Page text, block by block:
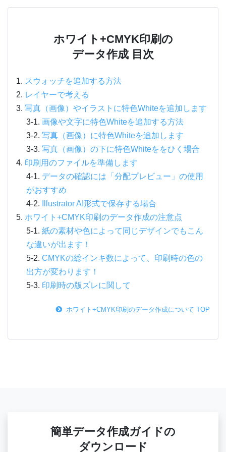
ホワイト+CMYK印刷の
データ作成 目次
スウォッチを追加する方法
レイヤーで考える
写真（画像）やイラストに特色Whiteを追加します
画像や文字に特色Whiteを追加する方法
写真（画像）に特色Whiteを追加します
写真（画像）の下に特色Whiteををひく場合
印刷用のファイルを準備します
データの確認には「分配プレビュー」の使用
がおすすめ
Illustrator AI形式で保存する場合
ホワイト+CMYK印刷のデータ作成の注意点
紙の素材や色によって同じデザインでもこん
な違いが出ます！
CMYKの総インキ数によって、印刷時の色の
出方が変わります！
印刷時の版ズレに関して
ホワイト+CMYK印刷のデータ作成について TOP
簡単データ作成ガイドの
ダウンロード